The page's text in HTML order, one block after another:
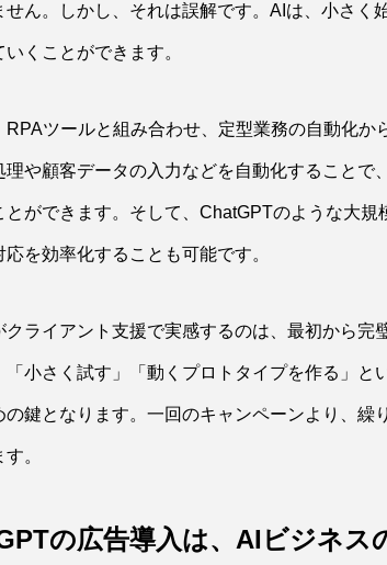
せん。しかし、それは誤解です。AIは、小さく
いくことができます。
RPAツールと組み合わせ、定型業務の自動化
理や顧客データの入力などを自動化することで
とができます。そして、ChatGPTのような大
応を効率化することも可能です。
クライアント支援で実感するのは、最初から完
「小さく試す」「動くプロトタイプを作る」と
の鍵となります。一回のキャンペーンより、繰
。
の広告導入は、AIビジネス